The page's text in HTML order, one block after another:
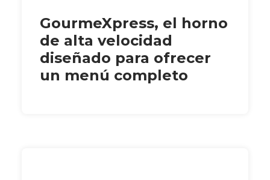
GourmeXpress, el horno
de alta velocidad
diseñado para ofrecer
un menú completo